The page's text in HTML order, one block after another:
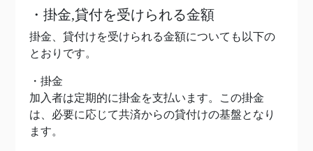
・掛金,貸付を受けられる金額
掛金、貸付けを受けられる金額についても以下の
とおりです。
・掛金
加入者は定期的に掛金を支払います。この掛金
は、必要に応じて共済からの貸付けの基盤となり
ます。